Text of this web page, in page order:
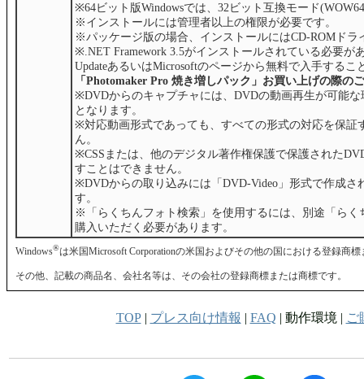
※64ビット版Windowsでは、32ビット互換モード
※インストールには管理者以上の権限が必要です。
※パッケージ版の場合、インストールにはCD-ROMドラ
※.NET Framework 3.5がインストールされている必要が
UpdateあるいはMicrosoftのページから無料で入手するこ
「Photomaker Pro 焼き増しパック」お買い上げの際の
※DVDからのキャプチャには、DVDの動画再生が可能
となります。
※対応動画形式であっても、すべての形式の対応を保証
ん。
※CSSまたは、他のデジタル著作権保護で保護された
すことはできません。
※DVDからの取り込みには「DVD-Video」形式で作成さ
す。
※「らくちんフォト検索」を使用するには、別途「らく
購入いただく必要があります。
Windows®は米国Microsoft Corporationの米国およびその他の国における登録商
その他、記載の商品名、会社名等は、その会社の登録商標または商標です。
TOP| プレス向け情報 | FAQ | 動作環境 | ご